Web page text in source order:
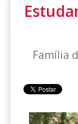
Família